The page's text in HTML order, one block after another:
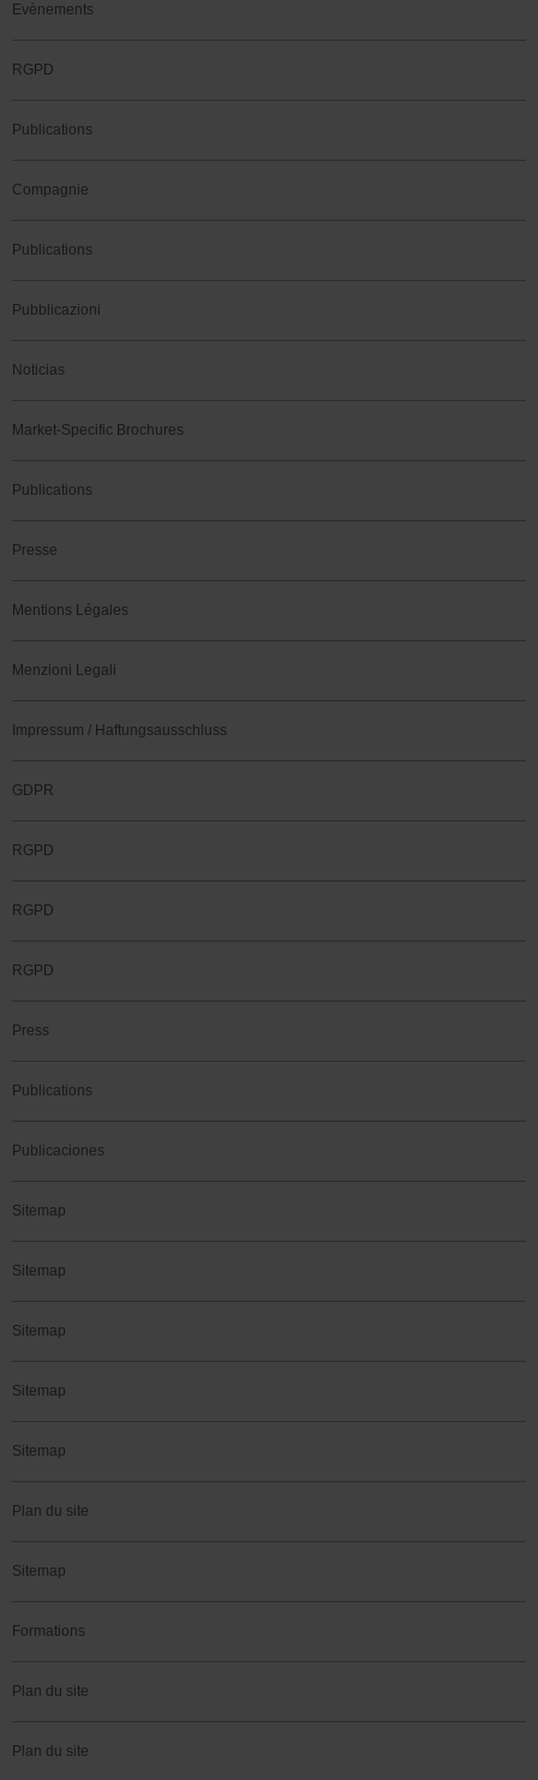
Evènements
RGPD
Publications
Compagnie
Publications
Pubblicazioni
Noticias
Market-Specific Brochures
Publications
Presse
Mentions Légales
Menzioni Legali
Impressum / Haftungsausschluss
GDPR
RGPD
RGPD
RGPD
Press
Publications
Publicaciones
Sitemap
Sitemap
Sitemap
Sitemap
Sitemap
Plan du site
Sitemap
Formations
Plan du site
Plan du site